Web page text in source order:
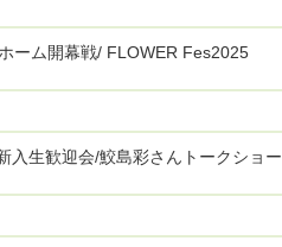
ーム開幕戦/ FLOWER Fes2025
入生歓迎会/鮫島彩さんトークショー